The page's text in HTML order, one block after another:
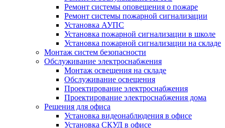
Ремонт системы оповещения о пожаре
Ремонт системы пожарной сигнализации
Установка АУПС
Установка пожарной сигнализации в школе
Установка пожарной сигнализации на складе
Монтаж систем безопасности
Обслуживание электроснабжения
Монтаж освещения на складе
Обслуживание освещения
Проектирование электроснабжения
Проектирование электроснабжения дома
Решения для офиса
Установка видеонаблюдения в офисе
Установка СКУД в офисе